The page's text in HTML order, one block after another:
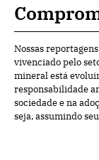
Nossas
vivenciado pelo
mineral está
responsabilidade
sociedade e na
seja, assumindo